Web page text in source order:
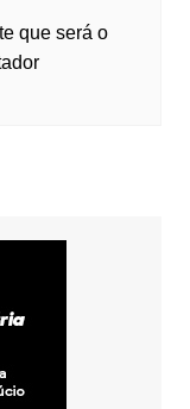
que será o